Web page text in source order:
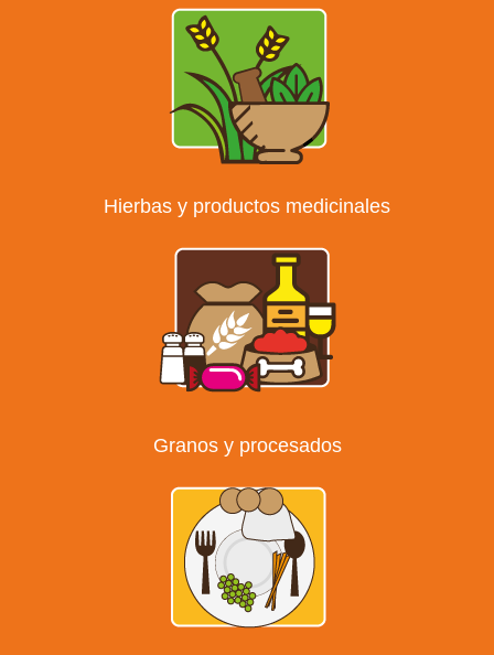
Hierbas y productos medicinales
Granos y procesados